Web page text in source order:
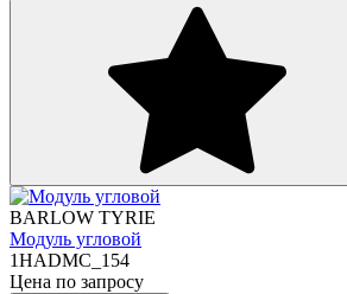
BARLOW TYRIE
Модуль угловой
1HADMC_154
Цена по запросу